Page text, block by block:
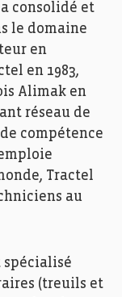
consolidé et
le domaine
en
en 1983,
Alimak en
réseau de
compétence
Tractel
au
spécialisé
(treuils et